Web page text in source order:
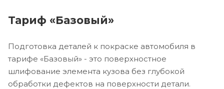
Тариф «Базовый»
Подготовка деталей к покраске автомобиля в
тарифе «Базовый» - это поверхностное
шлифование элемента кузова без глубокой
обработки дефектов на поверхности детали.